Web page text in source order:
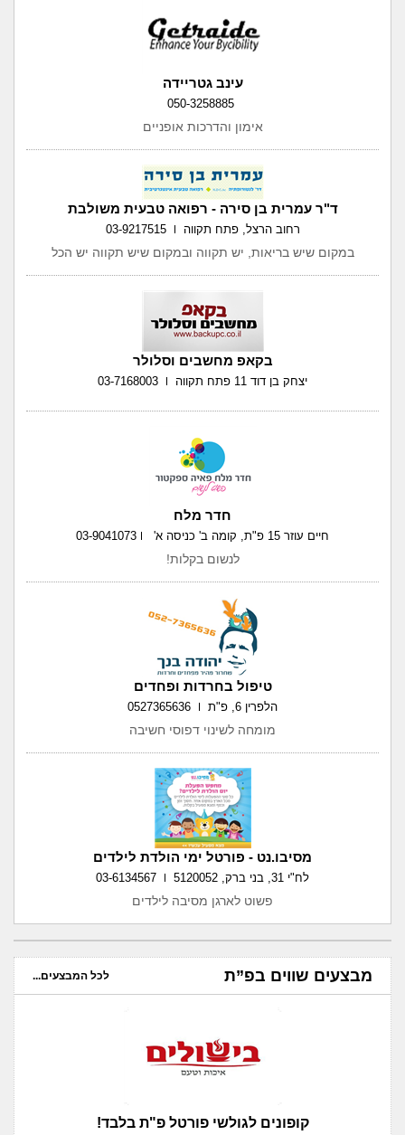
עינב גטריידה
050-3258885
אימון והדרכות אופניים
ד"ר עמרית בן סירה - רפואה טבעית משולבת
רחוב הרצל, פתח תקווה 03-9217515
במקום שיש בריאות, יש תקווה ובמקום שיש תקווה יש הכל
בקאפ מחשבים וסלולר
יצחק בן דוד 11 פתח תקווה 03-7168003
חדר מלח
חיים עוזר 15 פ"ת, קומה ב' כניסה א' 03-9041073
לנשום בקלות!
טיפול בחרדות ופחדים
הלפרין 6, פ"ת 0527365636
מומחה לשינוי דפוסי חשיבה
מסיבו.נט - פורטל ימי הולדת לילדים
לח"י 31, בני ברק, 5120052 03-6134567
פשוט לארגן מסיבה לילדים
מבצעים שווים בפ”ת לכל המבצעים...
קופונים לגולשי פורטל פ"ת בלבד!